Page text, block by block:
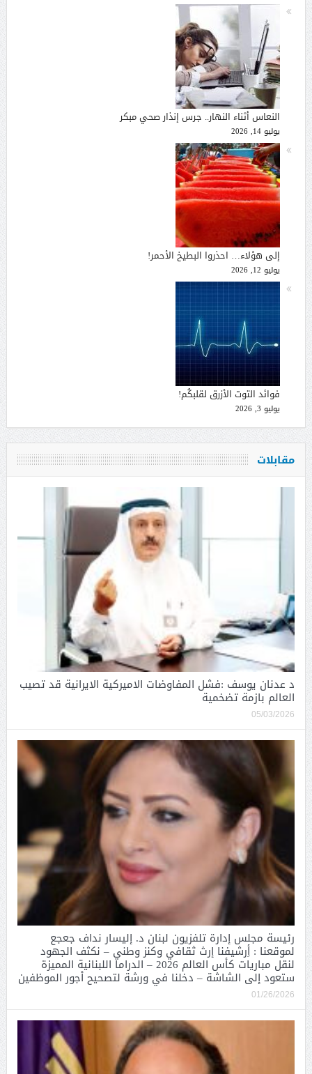
النعاس أثناء النهار.. جرس إنذار صحي مبكر
يوليو 14, 2026
إلى هؤلاء… احذروا البطيخ الأحمر!
يوليو 12, 2026
فوائد التوت الأزرق لقلبكُم!
يوليو 3, 2026
مقابلات
د عدنان يوسف :فشل المفاوضات الاميركية الايرانية قد تصيب
العالم بازمة تضخمية
05/03/2026
رئيسة مجلس إدارة تلفزيون لبنان د. إليسار نداف جعجع
لموقعنا : أِرشيفنا إرث ثقافي وكنز وطني – نكثف الجهود
لنقل مباريات كأس العالم 2026 – الدراما اللبنانية المميزة
ستعود إلى الشاشة – دخلنا في ورشة لتصحيح أجور الموظفين
01/26/2026